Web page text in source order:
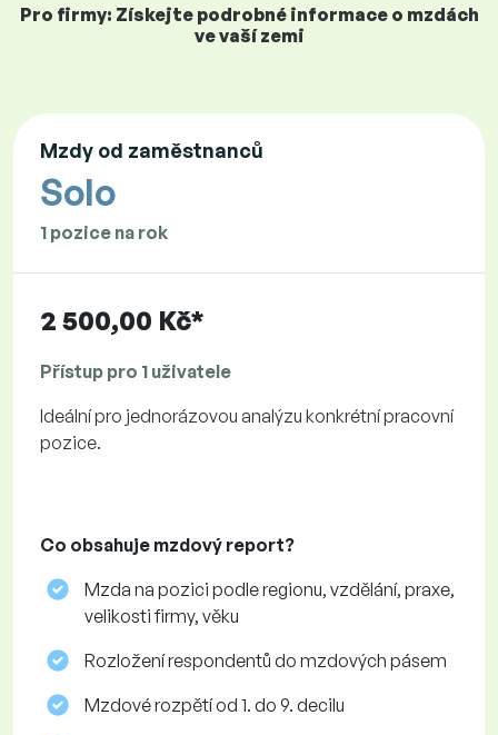
Pro firmy: Získejte podrobné informace o mzdách
ve vaší zemi
Mzdy od zaměstnanců
Solo
1 pozice na rok
2 500,00 Kč*
Přístup pro 1 uživatele
Ideální pro jednorázovou analýzu konkrétní pracovní
pozice.
Co obsahuje mzdový report?
Mzda na pozici podle regionu, vzdělání, praxe,
velikosti firmy, věku
Rozložení respondentů do mzdových pásem
Mzdové rozpětí od 1. do 9. decilu